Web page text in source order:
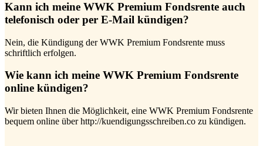
Kann ich meine WWK Premium Fondsrente auch
telefonisch oder per E-Mail kündigen?
Nein, die Kündigung der WWK Premium Fondsrente muss
schriftlich erfolgen.
Wie kann ich meine WWK Premium Fondsrente
online kündigen?
Wir bieten Ihnen die Möglichkeit, eine WWK Premium Fondsrente
bequem online über http://kuendigungsschreiben.co zu kündigen.